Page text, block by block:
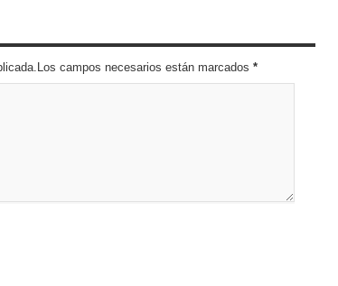
campos necesarios están marcados *